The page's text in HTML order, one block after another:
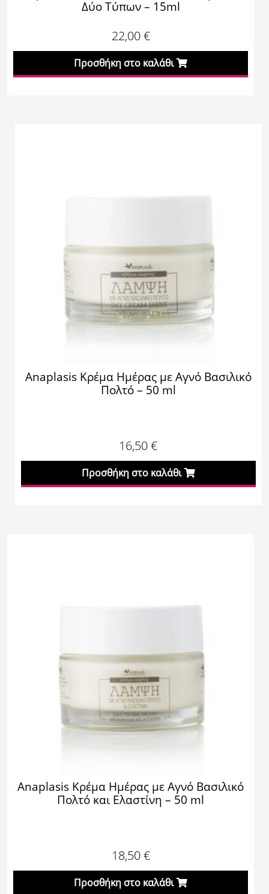
Δύο Τύπων – 15ml
22,00€
Προσθήκη στο καλάθι
Anaplasis Κρέμα Ημέρας με Αγνό Βασιλικό
Πολτό – 50 ml
16,50€
Προσθήκη στο καλάθι
Anaplasis Κρέμα Ημέρας με Αγνό Βασιλικό
Πολτό και Ελαστίνη – 50 ml
18,50€
Προσθήκη στο καλάθι